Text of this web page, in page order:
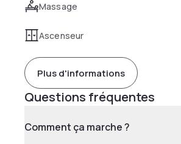
Massage
Ascenseur
Plus d'informations
Questions fréquentes
Comment ça marche ?